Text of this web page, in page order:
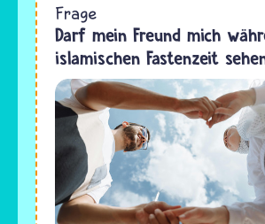
Frage
Darf mein Freund mich
islamischen Fastenzeit